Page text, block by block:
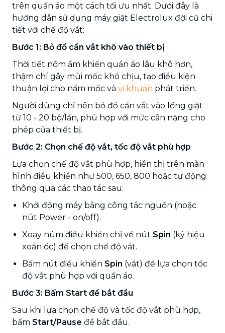
trên quần áo một cách tối ưu nhất. Dưới đây là
hướng dẫn sử dụng máy giặt Electrolux đời cũ chi
tiết với chế độ vắt:
Bước 1: Bỏ đồ cần vắt khô vào thiết bị
Thời tiết nồm ẩm khiến quần áo lâu khô hơn,
thậm chí gây mùi mốc khó chịu, tạo điều kiện
thuận lợi cho nấm mốc và vi khuẩn phát triển.
Người dùng chỉ nên bỏ đồ cần vắt vào lồng giặt
từ 10 - 20 bộ/lần, phù hợp với mức cân nặng cho
phép của thiết bị.
Bước 2: Chọn chế độ vắt, tốc độ vắt phù hợp
Lựa chọn chế độ vắt phù hợp, hiển thị trên màn
hình điều khiển như 500, 650, 800 hoặc tự động
thông qua các thao tác sau:
Khởi động máy bằng công tắc nguồn (hoặc
nút Power - on/off).
Xoay núm điều khiển chỉ về nút Spin (ký hiệu
xoắn ốc) để chọn chế độ vắt.
Bấm nút điều khiển Spin (vắt) để lựa chọn tốc
độ vắt phù hợp với quần áo.
Bước 3: Bấm Start để bắt đầu
Sau khi lựa chọn chế độ và tốc độ vắt phù hợp,
bấm Start/Pause để bắt đầu.